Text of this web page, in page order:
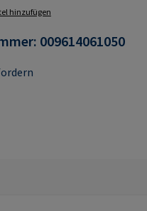
hinzufügen
009614061050